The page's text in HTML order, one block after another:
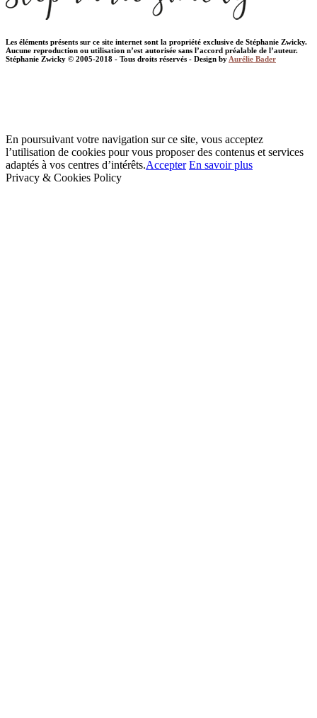
Les éléments présents sur ce site internet sont la propriété exclusive de Stéphanie Zwicky.
Aucune reproduction ou utilisation n’est autorisée sans l’accord préalable de l’auteur.
Stéphanie Zwicky © 2005-2018 - Tous droits réservés - Design by Aurélie Bader
En poursuivant votre navigation sur ce site, vous acceptez
l’utilisation de cookies pour vous proposer des contenus et services
adaptés à vos centres d’intérêts.Accepter En savoir plus
Privacy & Cookies Policy